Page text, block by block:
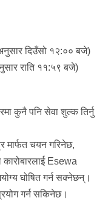
दिउँसो १२:०० बजे)
राति ११:५९ बजे)
कुनै पनि सेवा शुल्क तिर्नु
मार्फत चयन गरिनेछ,
कारोबारलाई Esewa
घोषित गर्न सक्नेछन्।
गर्न सकिनेछ।